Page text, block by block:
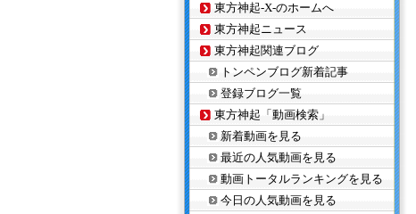
東方神起-X-のホームへ
東方神起ニュース
東方神起関連ブログ
トンペンブログ新着記事
登録ブログ一覧
東方神起「動画検索」
新着動画を見る
最近の人気動画を見る
動画トータルランキングを見る
今日の人気動画を見る